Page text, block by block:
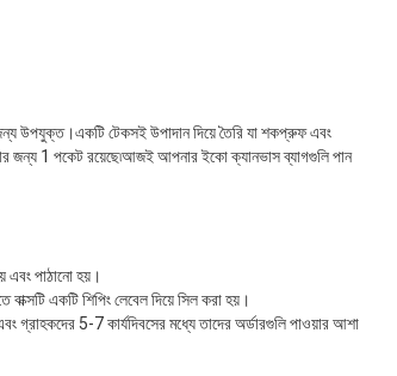
উপযুক্ত।একটি টেকসই উপাদান দিয়ে তৈরি যা শকপ্রুফ এবং
জন্য 1 পকেট রয়েছে৷আজই আপনার ইকো ক্যানভাস ব্যাগগুলি পান
এবং পাঠানো হয়।
বাক্সটি একটি শিপিং লেবেল দিয়ে সিল করা হয়।
5-7 কার্যদিবসের মধ্যে তাদের অর্ডারগুলি পাওয়ার আশা